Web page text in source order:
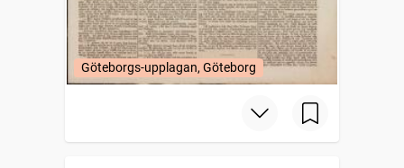
Göteborgs-upplagan, Göteborg